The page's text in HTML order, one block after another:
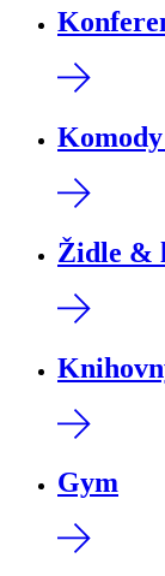
Židle &
Gym